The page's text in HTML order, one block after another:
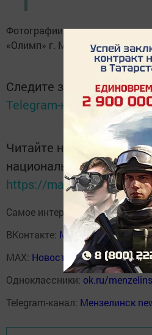
Фотографии предоставлены
«Олимп» г. Мензелинск.
Следите за самым
Telegram-канале
Читайте новости
национальном
https://max.ru/tatmedia
Самое интересное в наших
ВКонтакте: Мензелинск news -
MAX: Новости Мензелинска -
Одноклассники: ok.ru/
Telegram-канал: Мензелинск